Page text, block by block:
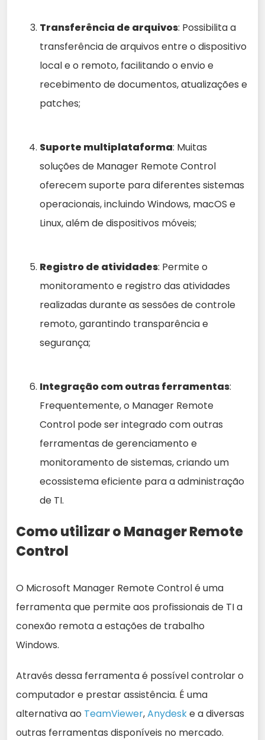
Transferência de arquivos: Possibilita a
transferência de arquivos entre o dispositivo
local e o remoto, facilitando o envio e
recebimento de documentos, atualizações e
patches;
Suporte multiplataforma: Muitas
soluções de Manager Remote Control
oferecem suporte para diferentes sistemas
operacionais, incluindo Windows, macOS e
Linux, além de dispositivos móveis;
Registro de atividades: Permite o
monitoramento e registro das atividades
realizadas durante as sessões de controle
remoto, garantindo transparência e
segurança;
Integração com outras ferramentas:
Frequentemente, o Manager Remote
Control pode ser integrado com outras
ferramentas de gerenciamento e
monitoramento de sistemas, criando um
ecossistema eficiente para a administração
de TI.
Como utilizar o Manager Remote
Control
O Microsoft Manager Remote Control é uma
ferramenta que permite aos profissionais de TI a
conexão remota a estações de trabalho
Windows.
Através dessa ferramenta é possível controlar o
computador e prestar assistência. É uma
alternativa ao TeamViewer,Anydeske a diversas
outras ferramentas disponíveis no mercado.